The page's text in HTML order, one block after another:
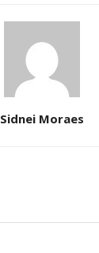
Sidnei Moraes